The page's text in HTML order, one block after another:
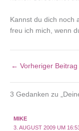
Kannst du dich noch
freu ich mich, wenn
← Vorheriger Beitrag
3 Gedanken zu
MIKE
3. AUGUST 2009 UM